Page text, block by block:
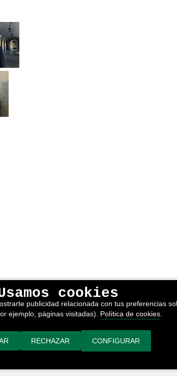
cookies
publicidad relacionada con tus preferencias
ejemplo, páginas visitadas). Política de cookies.
CONFIGURAR
RECHAZAR